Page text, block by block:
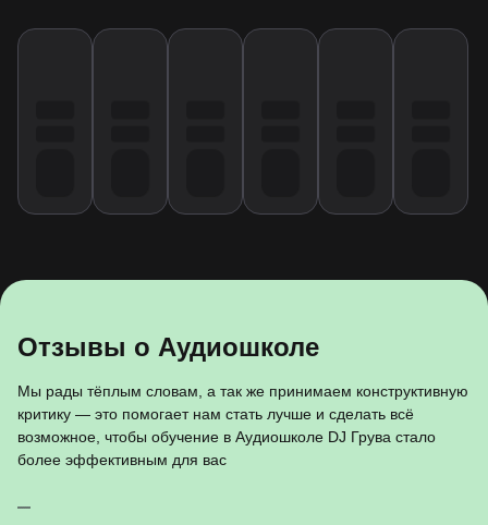
Отзывы о Аудиошколе
Мы рады тёплым словам, а так же принимаем конструктивную
критику — это помогает нам стать лучше и сделать всё
возможное, чтобы обучение в Аудиошколе DJ Грува стало
более эффективным для вас